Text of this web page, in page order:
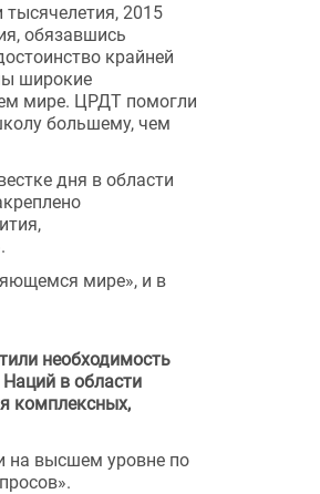
2015
обязавшись
крайней
широкие
мире. ЦРДТ помогли
большему, чем
дня в области
мире», и в
необходимость
в области
комплексных,
на высшем уровне по